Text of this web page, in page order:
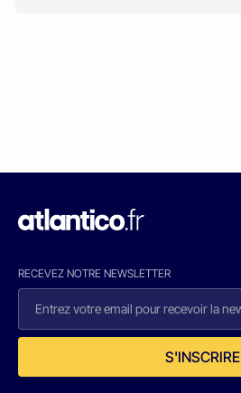
RECEVEZ NOTRE NEWSLETTER
S'INSCRIRE